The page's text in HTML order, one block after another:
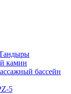
камин
бассейн
5